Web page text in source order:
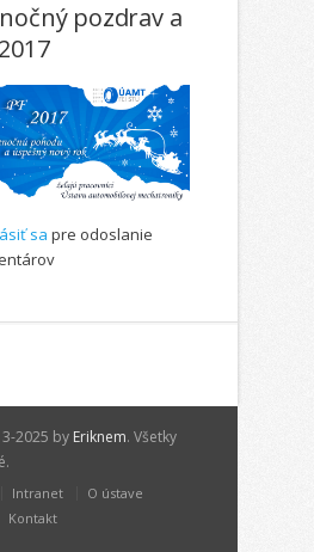
pozdrav a
sa pre odoslanie
2025 by Eriknem. Všetky
Intranet
O ústave
Kontakt